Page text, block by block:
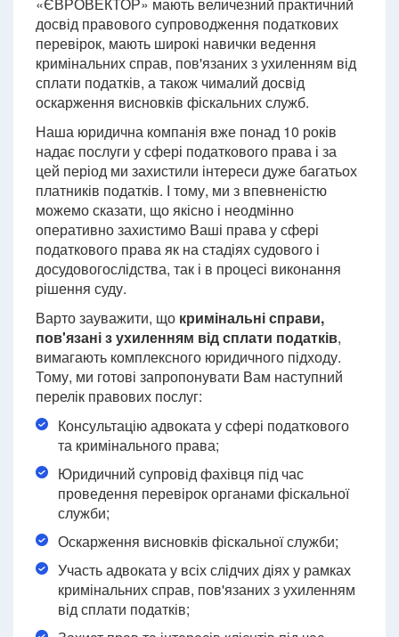
досвід правового супроводження податкових
перевірок, мають широкі навички ведення
кримінальних справ, пов'язаних з ухиленням від
сплати податків, а також чималий досвід
оскарження висновків фіскальних служб.
Наша юридична компанія вже понад 10 років
надає послуги у сфері податкового права і за
цей період ми захистили інтереси дуже багатьох
платників податків. І тому, ми з впевненістю
можемо сказати, що якісно і неодмінно
оперативно захистимо Ваші права у сфері
податкового права як на стадіях судового і
досудовогослідства, так і в процесі виконання
рішення суду.
Варто зауважити, що кримінальні справи,
пов'язані з ухиленням від сплати податків,
вимагають комплексного юридичного підходу.
Тому, ми готові запропонувати Вам наступний
перелік правових послуг:
Консультацію адвоката у сфері податкового
та кримінального права;
Юридичний супровід фахівця під час
проведення перевірок органами фіскальної
служби;
Оскарження висновків фіскальної служби;
Участь адвоката у всіх слідчих діях у рамках
кримінальних справ, пов'язаних з ухиленням
від сплати податків;